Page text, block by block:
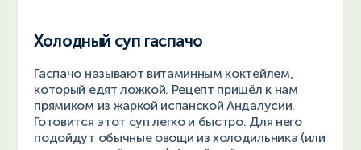
Холодный суп гаспачо
Гаспачо называют витаминным коктейлем,
который едят ложкой. Рецепт пришёл к нам
прямиком из жаркой испанской Андалусии.
Готовится этот суп легко и быстро. Для него
подойдут обычные овощи из холодильника (или